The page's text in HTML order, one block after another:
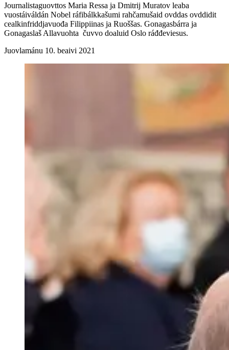
Journalistaguovttos Maria Ressa ja Dmitrij Muratov leaba
vuostáiváldán Nobel ráfibálkkašumi rahčamušaid ovddas ovddidit
cealkinfriddjavuođa Filippiinas ja Ruoššas. Gonagasbárra ja
Gonagaslaš Allavuohta čuvvo doaluid Oslo ráđđeviesus.
Juovlamánu 10. beaivi 2021